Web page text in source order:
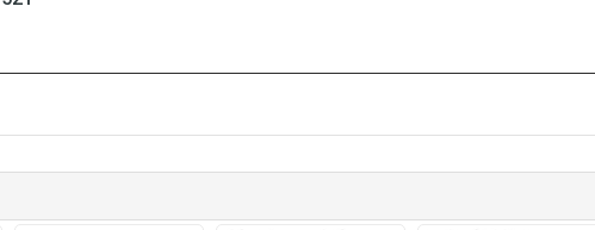
thép hộp 60mm, 50 mm, Sơn tĩnh điện trống rỉ độ bền cao